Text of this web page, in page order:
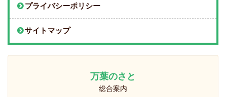
プライバシーポリシー
サイトマップ
万葉のさと
総合案内